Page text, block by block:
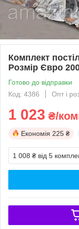
Комплект
Розмір Євро
Готово до відправки
Код: 4386
Опт і
1 023 ₴/
Економія 225 ₴
1 008 ₴ від 5